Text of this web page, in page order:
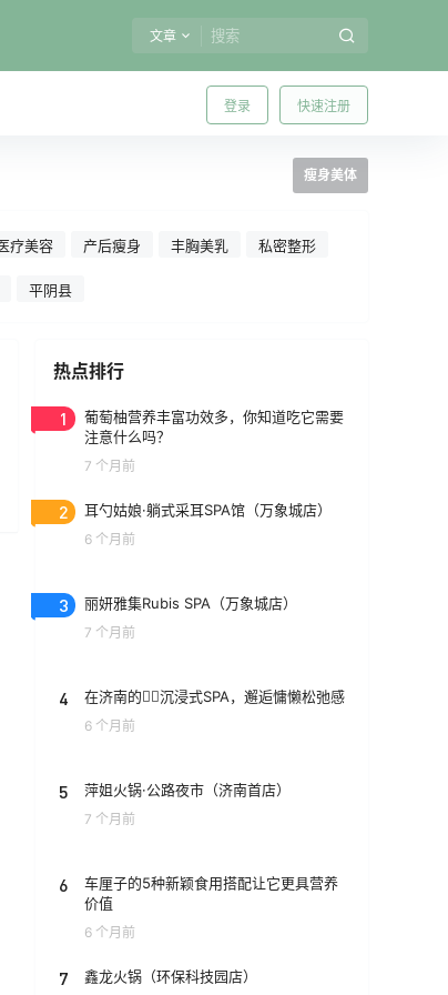
文章
登录 快速注册
瘦身美体
疗美容 产后瘦身 丰胸美乳 私密整形
平阴县
热点排行
1
葡萄柚营养丰富功效多，你知道吃它需要
注意什么吗？
7 个月前
2 耳勺姑娘·躺式采耳SPA馆（万象城店）
6 个月前
3 丽妍雅集Rubis SPA（万象城店）
7 个月前
4 在济南的💆‍♀️沉浸式SPA，邂逅慵懒松弛感
6 个月前
5 萍姐火锅·公路夜市（济南首店）
7 个月前
6
车厘子的5种新颖食用搭配让它更具营养
价值
6 个月前
7 鑫龙火锅（环保科技园店）